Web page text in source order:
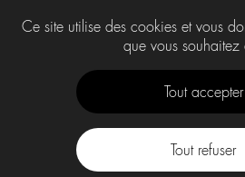
Ce site utilise des cookies et vous
que vous souhaitez
Tout accepter
Tout refuser